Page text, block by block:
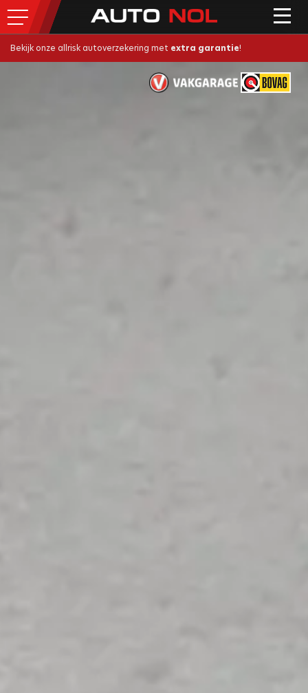
Bekijk onze allrisk autoverzekering met extra garantie!